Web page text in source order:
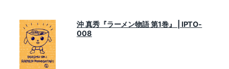
沖 真秀『ラーメン物語 第1巻』 | IPTO-
008